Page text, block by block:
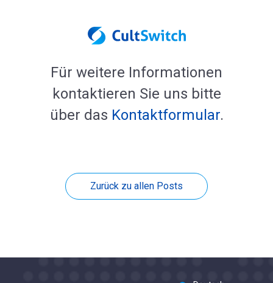
Für weitere Informationen
kontaktieren Sie uns bitte
über das Kontaktformular.
Zurück zu allen Posts